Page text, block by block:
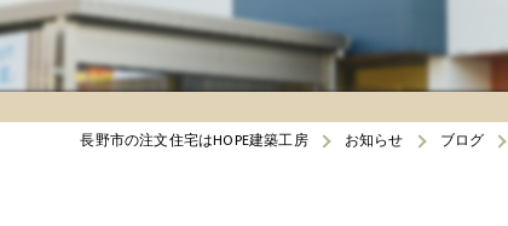
長野市の注文住宅はHOPE建築工房 お知らせ ブログ